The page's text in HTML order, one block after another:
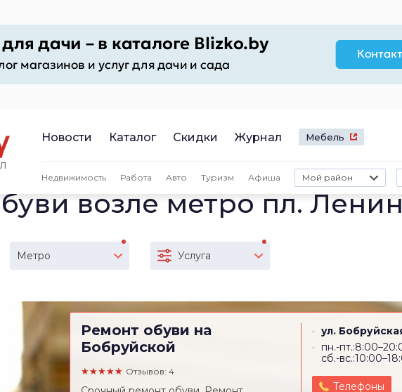
Новости Каталог Скидки Журнал Мебель
Недвижимость Работа Авто Туризм Афиша Мой район
возле метро пл.
Метро Услуга
Ремонт обуви на
Бобруйской
★★★★★ Отзывов: 4
ул.
пн.-
сб.-
Телефоны